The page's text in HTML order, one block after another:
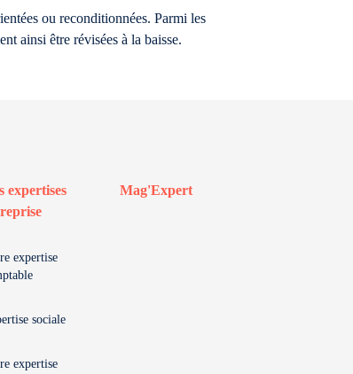
ou reconditionnées. Parmi les
ainsi être révisées à la baisse.
expertises
expertise
sociale
expertise
Mag'Expert